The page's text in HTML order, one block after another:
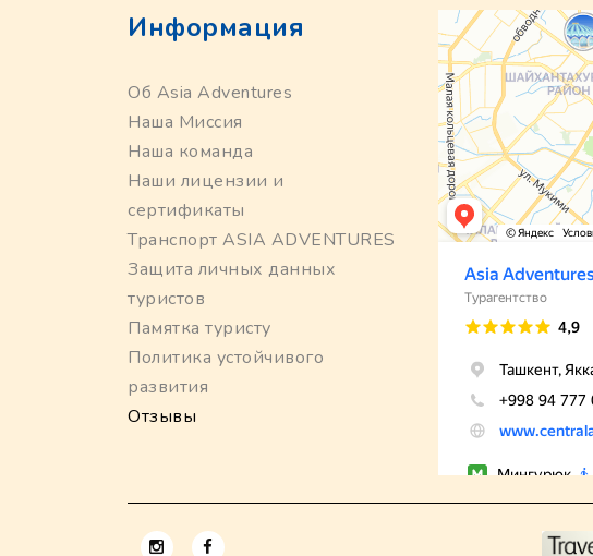
Информация
Об Asia Adventures
Наша Миссия
Наша команда
Наши лицензии и
сертификаты
Транспорт ASIA ADVENTURES
Защита личных данных
туристов
Памятка туристу
Политика устойчивого
развития
Отзывы